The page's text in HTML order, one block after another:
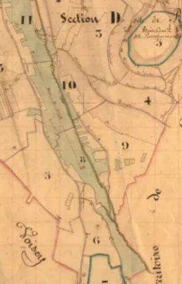
parcours permanents de la Maison des Lumières
des Lumières (Visite guidée des collections)
https://www.calameo.com/read/
Pressoir. Merci de respecter consignes de tri et
au ramassage des déjections canines.
chambres d'hôte, produits belges et
Dumont
Dumont info@chateaumelay.com